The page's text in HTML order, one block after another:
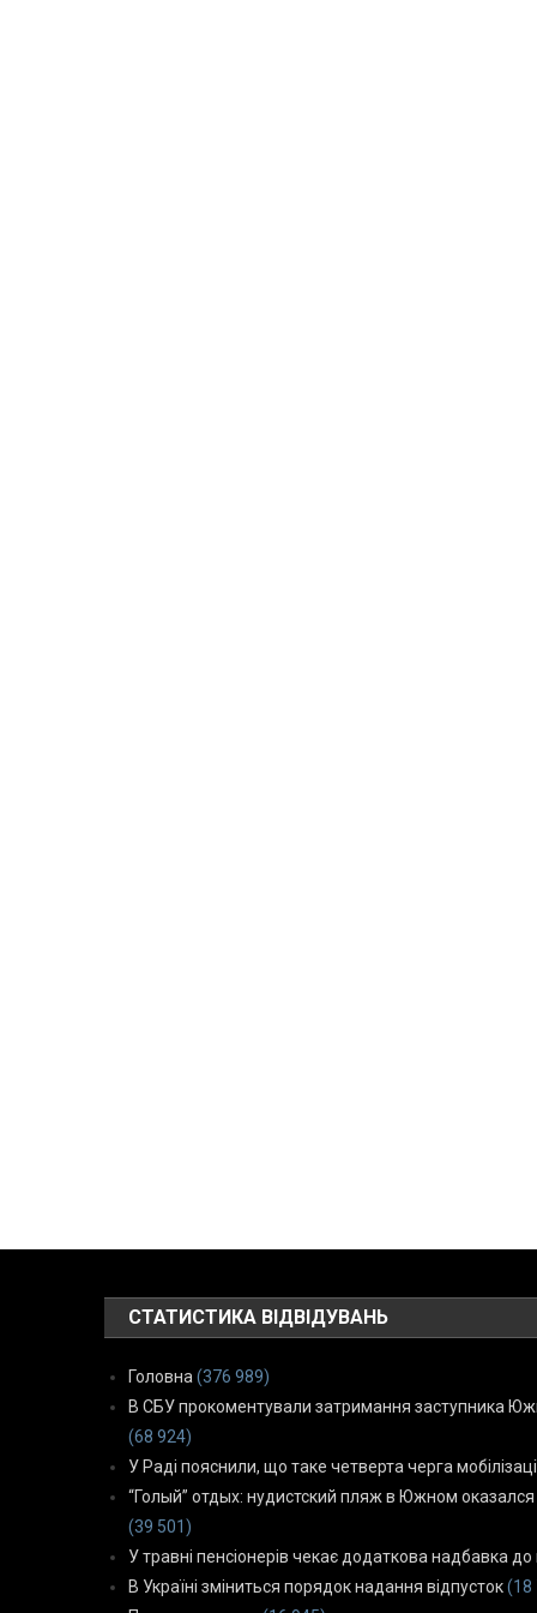
СТАТИСТИКА ВІДВІДУВАНЬ
Головна (376 989)
В СБУ прокоментували затримання заступника
(68 924)
У Раді пояснили, що таке четверта черга
“Голый” отдых: нудистский пляж в Южном
(39 501)
У травні пенсіонерів чекає додаткова надбавка до
В Україні зміниться порядок надання відпусток (18